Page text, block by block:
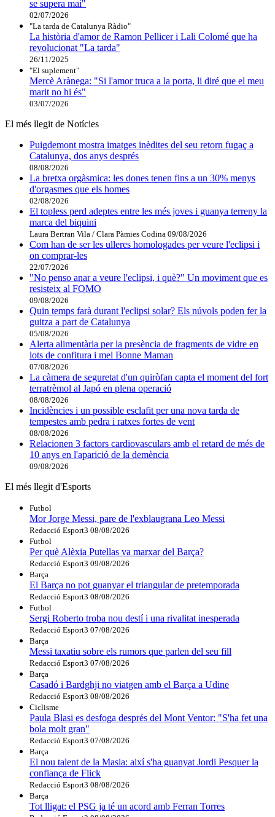
se supera mai"
02/07/2026
"La tarda de Catalunya Ràdio"
La història d'amor de Ramon Pellicer i Lali Colomé que ha
revolucionat "La tarda"
26/11/2025
"El suplement"
Mercè Arànega: "Si l'amor truca a la porta, li diré que el meu
marit no hi és"
03/07/2026
El més llegit de Notícies
Puigdemont mostra imatges inèdites del seu retorn fugaç a
Catalunya, dos anys després
08/08/2026
La bretxa orgàsmica: les dones tenen fins a un 30% menys
d'orgasmes que els homes
02/08/2026
El topless perd adeptes entre les més joves i guanya terreny la
marca del biquini
Laura Bertran Vila / Clara Pàmies Codina 09/08/2026
Com han de ser les ulleres homologades per veure l'eclipsi i
on comprar-les
22/07/2026
"No penso anar a veure l'eclipsi, i què?" Un moviment que es
resisteix al FOMO
09/08/2026
Quin temps farà durant l'eclipsi solar? Els núvols poden fer la
guitza a part de Catalunya
05/08/2026
Alerta alimentària per la presència de fragments de vidre en
lots de confitura i mel Bonne Maman
07/08/2026
La càmera de seguretat d'un quiròfan capta el moment del fort
terratrèmol al Japó en plena operació
08/08/2026
Incidències i un possible esclafit per una nova tarda de
tempestes amb pedra i ratxes fortes de vent
08/08/2026
Relacionen 3 factors cardiovasculars amb el retard de més de
10 anys en l'aparició de la demència
09/08/2026
El més llegit d'Esports
Futbol
Mor Jorge Messi, pare de l'exblaugrana Leo Messi
Redacció Esport3 08/08/2026
Futbol
Per què Alèxia Putellas va marxar del Barça?
Redacció Esport3 09/08/2026
Barça
El Barça no pot guanyar el triangular de pretemporada
Redacció Esport3 08/08/2026
Futbol
Sergi Roberto troba nou destí i una rivalitat inesperada
Redacció Esport3 07/08/2026
Barça
Messi taxatiu sobre els rumors que parlen del seu fill
Redacció Esport3 07/08/2026
Barça
Casadó i Bardghji no viatgen amb el Barça a Udine
Redacció Esport3 08/08/2026
Ciclisme
Paula Blasi es desfoga després del Mont Ventor: "S'ha fet una
bola molt gran"
Redacció Esport3 07/08/2026
Barça
El nou talent de la Masia: així s'ha guanyat Jordi Pesquer la
confiança de Flick
Redacció Esport3 08/08/2026
Barça
Tot lligat: el PSG ja té un acord amb Ferran Torres